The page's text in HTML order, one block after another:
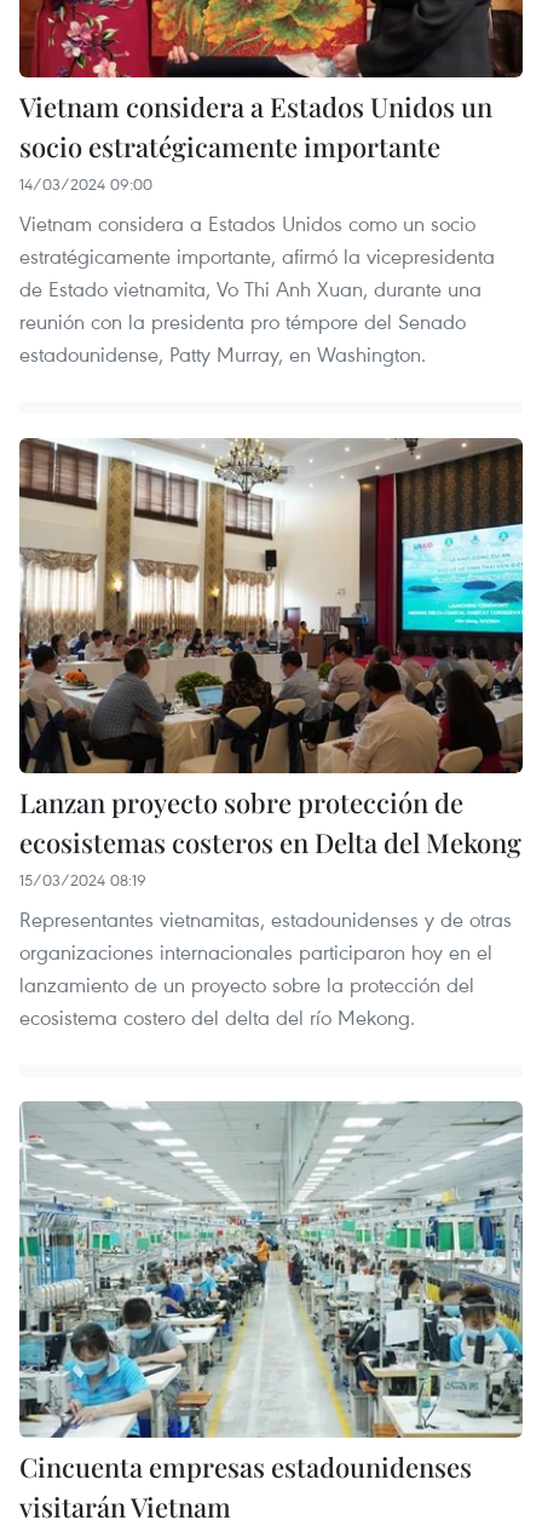
Vietnam considera a Estados Unidos un
socio estratégicamente importante
14/03/2024 09:00
Vietnam considera a Estados Unidos como un socio
estratégicamente importante, afirmó la vicepresidenta
de Estado vietnamita, Vo Thi Anh Xuan, durante una
reunión con la presidenta pro témpore del Senado
estadounidense, Patty Murray, en Washington.
Lanzan proyecto sobre protección de
ecosistemas costeros en Delta del Mekong
15/03/2024 08:19
Representantes vietnamitas, estadounidenses y de otras
organizaciones internacionales participaron hoy en el
lanzamiento de un proyecto sobre la protección del
ecosistema costero del delta del río Mekong.
Cincuenta empresas estadounidenses
visitarán Vietnam